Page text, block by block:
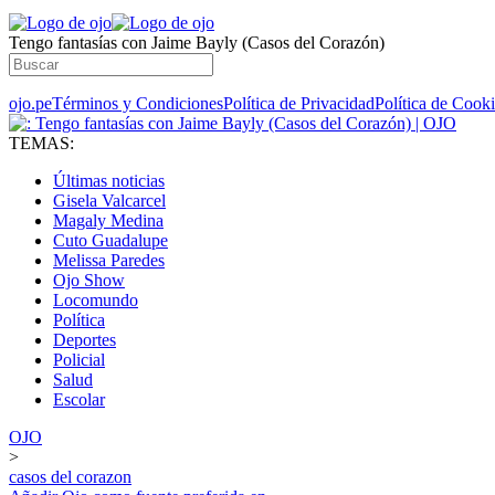
Tengo fantasías con Jaime Bayly (Casos del Corazón)
ojo.peTérminos y CondicionesPolítica de PrivacidadPolítica de
TEMAS:
Últimas noticias
Gisela Valcarcel
Magaly Medina
Cuto Guadalupe
Melissa Paredes
Ojo Show
Locomundo
Política
Deportes
Policial
Salud
Escolar
OJO
>
casos del corazon